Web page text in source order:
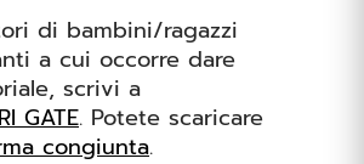
di bambini/ragazzi
a cui occorre dare
scrivi a
GATE. Potete scaricare
congiunta.